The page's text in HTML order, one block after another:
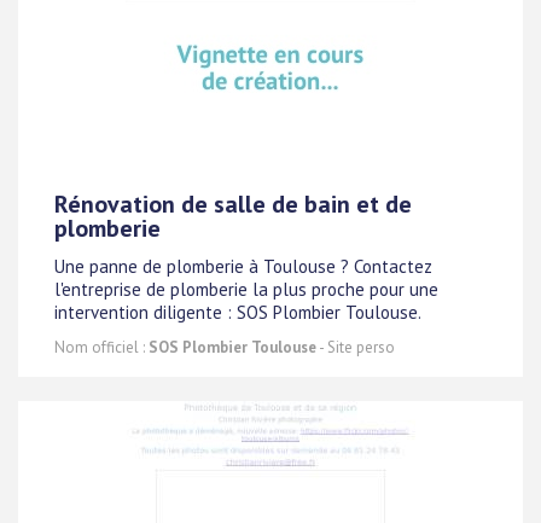
Rénovation de salle de bain et de
plomberie
Une panne de plomberie à Toulouse ? Contactez
l'entreprise de plomberie la plus proche pour une
intervention diligente : SOS Plombier Toulouse.
Nom officiel : SOS Plombier Toulouse- Site perso